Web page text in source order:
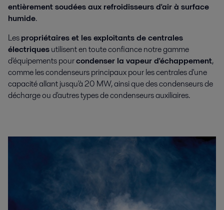
entièrement soudées aux refroidisseurs d'air à surface
humide.
Lespropriétaires et les exploitants de centrales
électriquesutilisent en toute confiance notre gamme
d'équipements pourcondenser la vapeur d'échappement,
comme les condenseurs principaux pour les centrales d'une
capacité allant jusqu'à 20 MW, ainsi que des condenseurs de
décharge ou d'autres types de condenseurs auxiliaires.